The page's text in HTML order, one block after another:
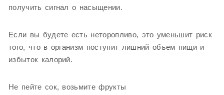
получить сигнал о насыщении.
Если вы будете есть неторопливо, это уменьшит риск
того, что в организм поступит лишний объем пищи и
избыток калорий.
Не пейте сок, возьмите фрукты